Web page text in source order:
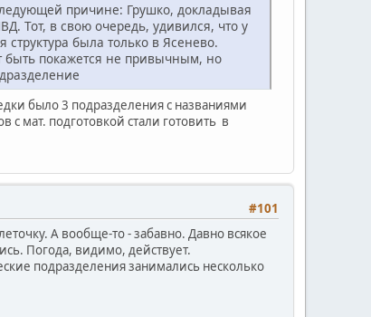
причине: Грушко, докладывая
Тот, в свою очередь, удивился, что у
была только в Ясенево.
быть покажется не привычным, но
было 3 подразделения с названиями
с мат. подготовкой стали готовить в
#101
А вообще-то - забавно. Давно всякое
Погода, видимо, действует.
подразделения занимались несколько